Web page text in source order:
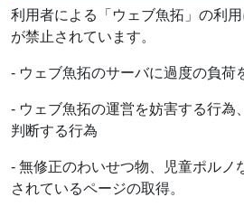
利用者による「ウェブ魚拓」の利
が禁止されています。
- ウェブ魚拓のサーバに過度の負荷
- ウェブ魚拓の運営を妨害する行為
判断する行為
- 無修正のわいせつ物、児童ポルノ
されているページの取得。